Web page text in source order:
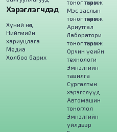
Хэрэглэгчдэд
Хүний нөөц
Нийгмийн
хариуцлага
Медиа
Холбоо барих
тоног төхөөрөмж
Мэс заслын
тоног төхөөрөмж
Ариутгал
Лаборатори
тоног төхөөрөмж
Орчин үеийн
технологи
Эмнэлгийн
тавилга
Сургалтын
хэрэгслүүд
Автомашин
тоноглол
Эмнэлгийн
үйлдвэр